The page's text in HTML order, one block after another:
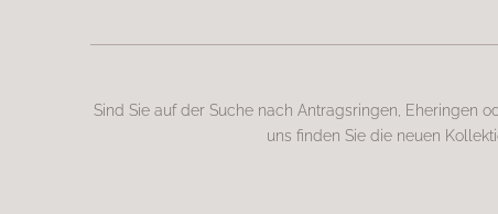
Sind Sie auf der Suche nach Antragsringen, Eheringen
uns finden Sie die neuen